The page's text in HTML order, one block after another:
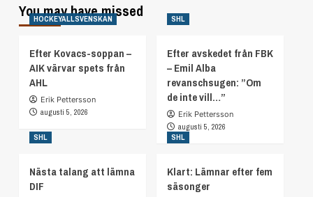
You may have missed
HOCKEYALLSVENSKAN
Efter Kovacs-soppan –
AIK värvar spets från
AHL
Erik Pettersson
augusti 5, 2026
SHL
Efter avskedet från FBK
– Emil Alba
revanschsugen: ”Om
de inte vill…”
Erik Pettersson
augusti 5, 2026
SHL
Nästa talang att lämna
DIF
SHL
Klart: Lämnar efter fem
säsonger